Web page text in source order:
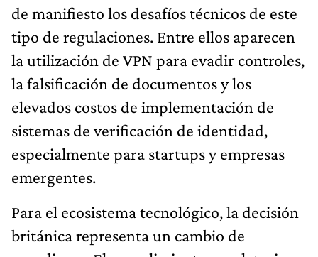
de manifiesto los desafíos técnicos de este
tipo de regulaciones. Entre ellos aparecen
la utilización de VPN para evadir controles,
la falsificación de documentos y los
elevados costos de implementación de
sistemas de verificación de identidad,
especialmente para startups y empresas
emergentes.
Para el ecosistema tecnológico, la decisión
británica representa un cambio de